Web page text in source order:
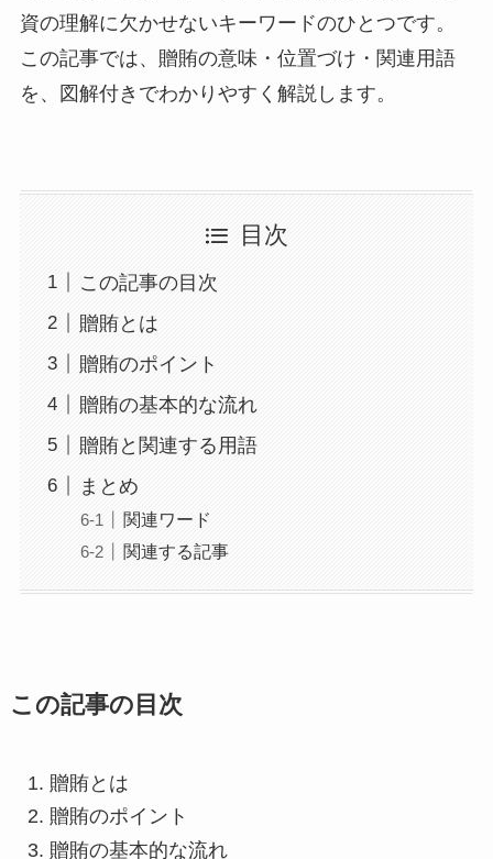
資の理解に欠かせないキーワードのひとつです。
この記事では、贈賄の意味・位置づけ・関連用語
を、図解付きでわかりやすく解説します。
目次
この記事の目次
贈賄とは
贈賄のポイント
贈賄の基本的な流れ
贈賄と関連する用語
まとめ
関連ワード
関連する記事
この記事の目次
贈賄とは
贈賄のポイント
贈賄の基本的な流れ